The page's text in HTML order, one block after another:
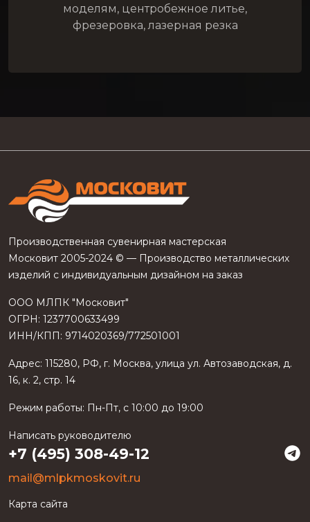
моделям, центробежное литье,
фрезеровка, лазерная резка
Производственная сувенирная мастерская
Московит 2005-2024 © — Производство металлических
изделий с индивидуальным дизайном на заказ
ООО МЛПК "Московит"
ОГРН: 1237700633499
ИНН/КПП: 9714020369/772501001
Адрес: 115280, РФ, г. Москва, улица ул. Автозаводская, д.
16, к. 2, стр. 14
Режим работы: Пн-Пт, с 10:00 до 19:00
Написать руководителю
+7 (495) 308-49-12
mail@mlpkmoskovit.ru
Карта сайта